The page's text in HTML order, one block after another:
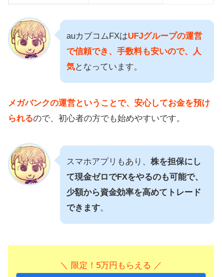
auカブコムFXはUFJグループの運営
で信頼でき、手数料も安いので、人
気となっています。
メガバンクの運営ということで、安心してお金を預け
られるので、初心者の方でも始めやすいです。
スマホアプリもあり、 株を担保にし
て現金ゼロでFXをやるのも可能で、
少額から資金効率を高めてトレード
できます。
＼ 限定！5万円もらえる ／